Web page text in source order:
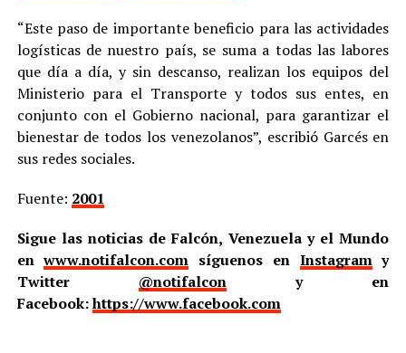
“Este paso de importante beneficio para las actividades
logísticas de nuestro país, se suma a todas las labores
que día a día, y sin descanso, realizan los equipos del
Ministerio para el Transporte y todos sus entes, en
conjunto con el Gobierno nacional, para garantizar el
bienestar de todos los venezolanos”, escribió Garcés en
sus redes sociales.
Fuente: 2001
Sigue las noticias de Falcón, Venezuela y el Mundo
enwww.notifalcon.com síguenos en Instagramy
Twitter @notifalcony en
Facebook:https://www.facebook.com